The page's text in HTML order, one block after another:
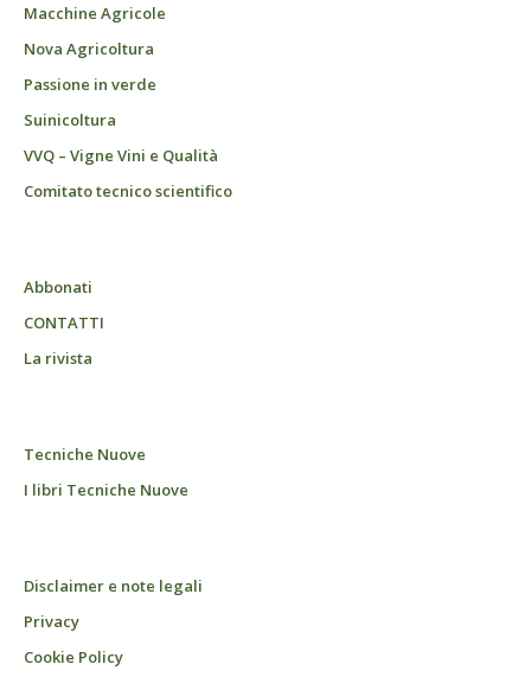
Macchine Agricole
Nova Agricoltura
Passione in verde
Suinicoltura
VVQ – Vigne Vini e Qualità
Comitato tecnico scientifico
Abbonati
CONTATTI
La rivista
Tecniche Nuove
I libri Tecniche Nuove
Disclaimer e note legali
Privacy
Cookie Policy